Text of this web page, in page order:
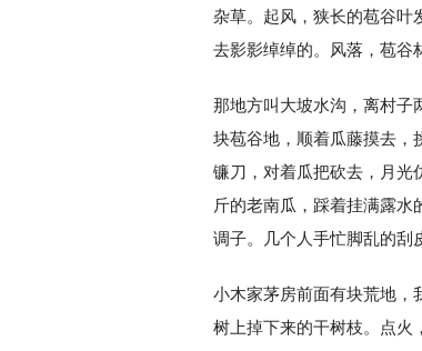
杂草。起风，狭长的苞谷叶
去影影绰绰的。风落，苞谷
那地方叫大坡水沟，离村子
块苞谷地，顺着瓜藤摸去，
镰刀，对着瓜把砍去，月光
斤的老南瓜，踩着挂满露
调子。几个人手忙脚乱的刮
小木家茅房前面有块荒地，
树上掉下来的干树枝。点火